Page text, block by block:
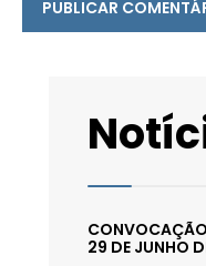
29 DE JUNHO